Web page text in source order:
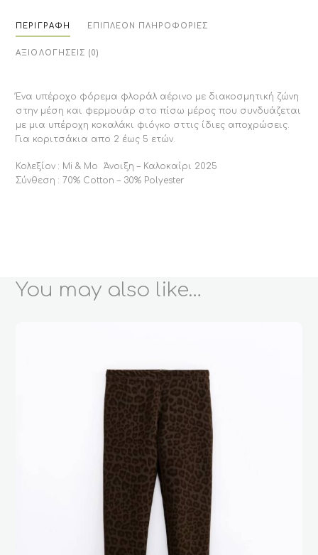
ΠΕΡΙΓΡΑΦΉ ΕΠΙΠΛΈΟΝ ΠΛΗΡΟΦΟΡΊΕΣ
ΑΞΙΟΛΟΓΉΣΕΙΣ (0)
Ένα υπέροχο φόρεμα φλοράλ αέρινο με διακοσμητική ζώνη
στην μέση και φερμουάρ στο πίσω μέρος που συνδυάζεται
με μια υπέροχη κοκαλάκι φιόγκο σττις ίδιες αποχρώσεις.
Για κοριτσάκια απο 2 έως 5 ετών.
Κολεξίον : Mi & Mo Άνοιξη – Καλοκαίρι 2025
Σύνθεση : 70% Cotton – 30% Polyester
You may also like…